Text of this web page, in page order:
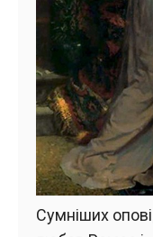
Сумніших